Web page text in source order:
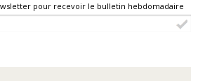
pour recevoir le bulletin hebdomadaire